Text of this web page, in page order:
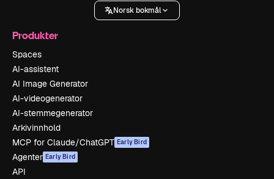
Norsk bokmål
Produkter
Spaces
AI-assistent
AI Image Generator
AI-videogenerator
AI-stemmegenerator
Arkivinnhold
MCP for Claude/ChatGPT Early Bird
Agenter Early Bird
API